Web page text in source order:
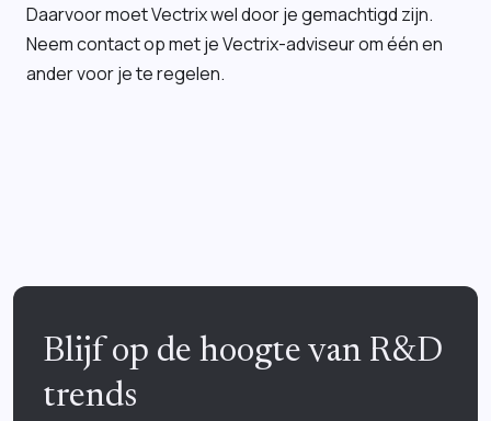
Daarvoor moet Vectrix wel door je gemachtigd zijn.
Neem contact op met je Vectrix-adviseur om één en
ander voor je te regelen.
Blijf op de hoogte van R&D
trends